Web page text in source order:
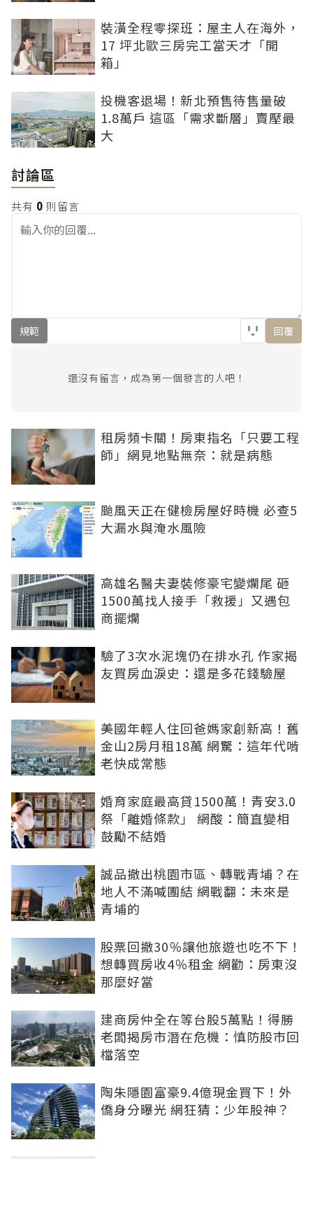
裝潢全程零探班：屋主人在海外，
17 坪北歐三房完工當天才「開
箱」
投機客退場！新北預售待售量破
1.8萬戶 這區「需求斷層」賣壓最
大
討論區
共有 0 則留言
規範 回覆
還沒有留言，成為第一個發言的人吧！
租房頻卡關！房東指名「只要工程
師」網見地點無奈：就是病態
颱風天正在健檢房屋好時機 必查5
大漏水與淹水風險
高雄名醫夫妻裝修豪宅變爛尾 砸
1500萬找人接手「救援」又遇包
商擺爛
驗了3次水泥塊仍在排水孔 作家揭
友買房血淚史：還是多花錢驗屋
美國年輕人住回爸媽家創新高！舊
金山2房月租18萬 網驚：這年代啃
老快成常態
婚育家庭最高貸1500萬！青安3.0
祭「離婚條款」 網酸：簡直變相
鼓勵不結婚
誠品撤出桃園市區、轉戰青埔？在
地人不滿喊團結 網戰翻：未來是
青埔的
股票回撤30％讓他旅遊也吃不下！
想轉買房收4％租金 網勸：房東沒
那麼好當
建商房仲全在等台股5萬點！得勝
老闆揭房市潛在危機：慎防股市回
檔落空
陶朱隱園富豪9.4億現金買下！外
僑身分曝光 網狂猜：少年股神？